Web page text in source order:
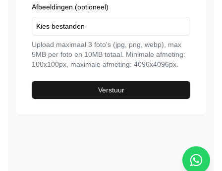
Afbeeldingen (optioneel)
Kies bestanden
Upload maximaal 3 foto's (jpg, png, webp), max
5MB per foto en 10MB totaal. Minimale afmeting:
100x100px, maximale afmeting: 4096x4096px.
Verstuur